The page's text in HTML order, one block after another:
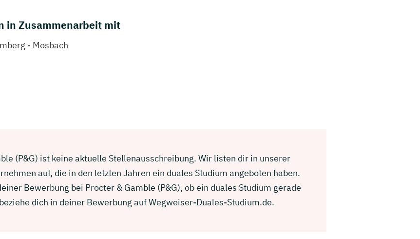
in Zusammenarbeit mit
- Mosbach
(P&G) ist keine aktuelle Stellenausschreibung. Wir listen dir in unserer
auf, die in den letzten Jahren ein duales Studium angeboten haben.
Bewerbung bei Procter & Gamble (P&G), ob ein duales Studium gerade
dich in deiner Bewerbung auf Wegweiser-Duales-Studium.de.